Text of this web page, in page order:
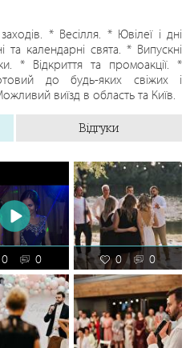
* Весілля. * Ювілеї і дні
календарні свята. * Випускні
* Відкриття та промоакції. *
до будь-яких свіжих і
виїзд в область та Київ.
Відгуки
0 0 0 0